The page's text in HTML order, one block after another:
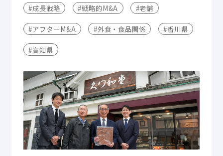
#成長戦略 #戦略的M&A #老舗
#アフターM&A #外食・食品関係 #香川県
#高知県